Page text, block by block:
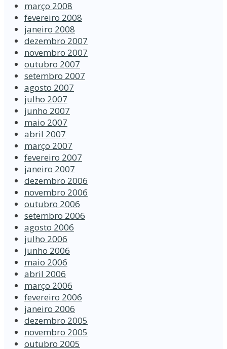
março 2008
fevereiro 2008
janeiro 2008
dezembro 2007
novembro 2007
outubro 2007
setembro 2007
agosto 2007
julho 2007
junho 2007
maio 2007
abril 2007
março 2007
fevereiro 2007
janeiro 2007
dezembro 2006
novembro 2006
outubro 2006
setembro 2006
agosto 2006
julho 2006
junho 2006
maio 2006
abril 2006
março 2006
fevereiro 2006
janeiro 2006
dezembro 2005
novembro 2005
outubro 2005